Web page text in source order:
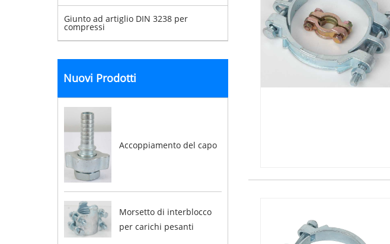
Giunto ad artiglio DIN 3238 per
compressi
Nuovi Prodotti
Accoppiamento del capo
Morsetto di interblocco
per carichi pesanti